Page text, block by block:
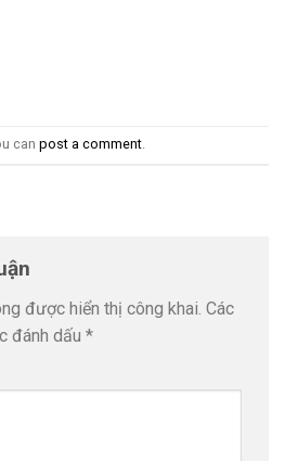
can post a comment.
được hiển thị công khai. Các
đánh dấu *